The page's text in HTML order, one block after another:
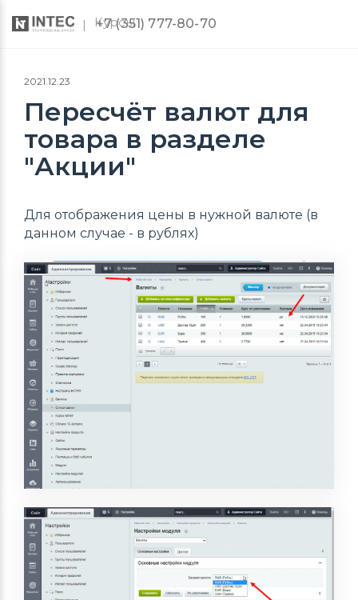
Курсы
+7 (351) 777-80-70
2021.12.23
Пересчёт валют для
товара в разделе
"Акции"
Для отображения цены в нужной валюте (в
данном случае - в рублях)